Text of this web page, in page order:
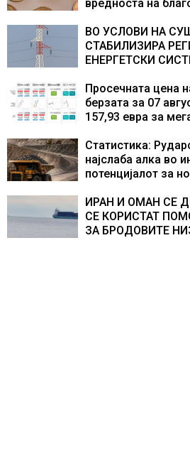
текот на
вредноста на
ВО УСЛОВИ НА
СТАБИЛИЗИРА
ЕНЕРГЕТСКИ
складирање на
Просечната цена
берзата за 07
157,93 евра за
Статистика:
најслаба алка во
потенцијалот за
ИРАН И ОМАН СЕ
СЕ КОРИСТАТ
ЗА БРОДОВИТЕ